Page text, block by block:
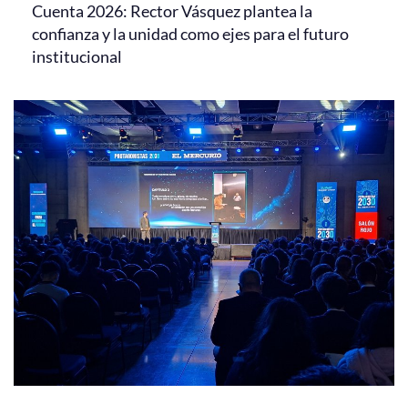
Cuenta 2026: Rector Vásquez plantea la
confianza y la unidad como ejes para el futuro
institucional